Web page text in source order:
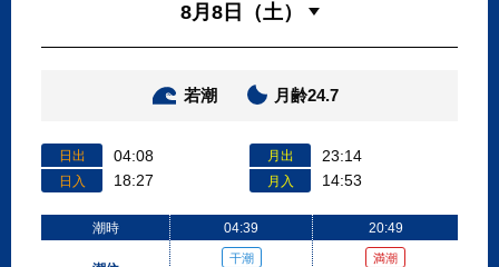
若潮 月齢24.7
日出 04:08
日入 18:27
月出 23:14
月入 14:53
潮時 04:39
干潮
20:49
満潮